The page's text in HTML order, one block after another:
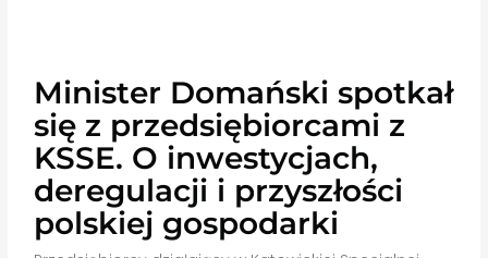
Minister Domański spotkał
się z przedsiębiorcami z
KSSE. O inwestycjach,
deregulacji i przyszłości
polskiej gospodarki